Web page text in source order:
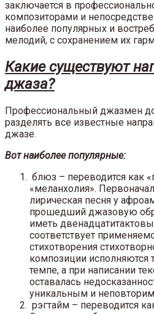
заключается в
композиторами и
наиболее популярных и
мелодий, с сохранением их
Какие существуют
джаза?
Профессиональный джазмен
разделять все известные
джазе.
Вот наиболее популярные:
блюз – переводится как
«меланхолия».
лирическая песня у
прошедший джазовую
иметь
соответствует
стихотворения
композиции
темпе, а при написании
оставалась
уникальным и
рэгтайм – переводится